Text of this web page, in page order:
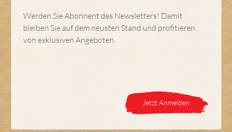
Werden Sie Abonnent des Newsletters! Damit
bleiben Sie auf dem neusten Stand und profitieren
von exklusiven Angeboten.
Jetzt Anmelden